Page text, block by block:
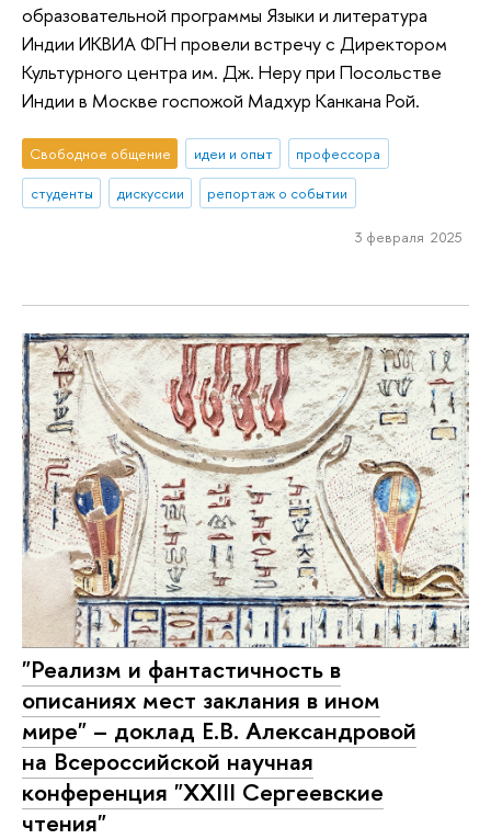
образовательной программы Языки и литература
Индии ИКВИА ФГН провели встречу с Директором
Культурного центра им. Дж. Неру при Посольстве
Индии в Москве госпожой Мадхур Канкана Рой.
Свободное общение идеи и опыт
профессора
студенты
дискуссии репортаж о событии
3 февраля 2025
"Реализм и фантастичность в
описаниях мест заклания в ином
мире" – доклад Е.В. Александровой
на Всероссийской научная
конференция "XXIII Сергеевские
чтения"